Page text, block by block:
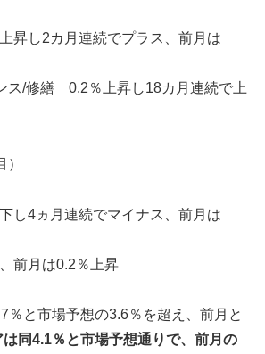
昇し2カ月連続でプラス、前月は
ス/修繕 0.2％上昇し18カ月連続で上
し4ヵ月連続でマイナス、前月は
前月は0.2％上昇
％と市場予想の3.6％を超え、前月と
同4.1％と市場予想通りで、前月の